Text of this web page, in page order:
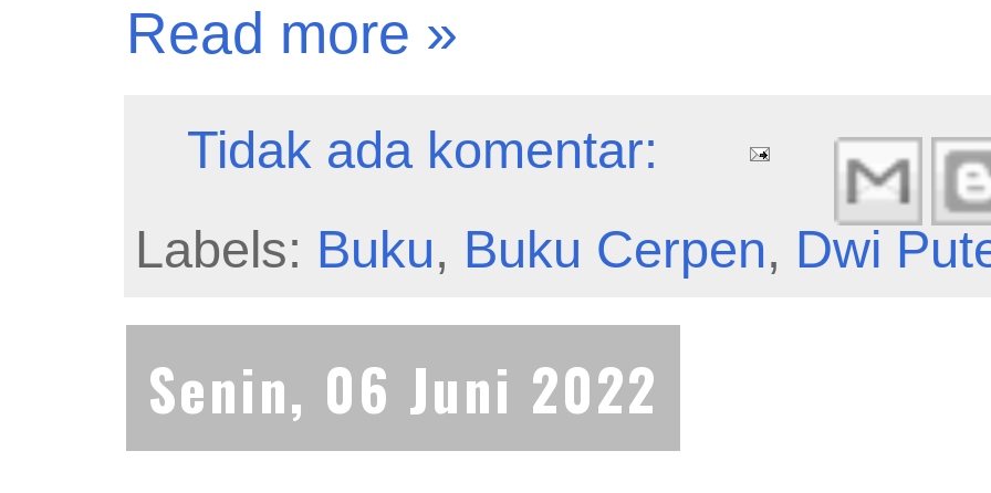
Read more »
Tidak ada komentar:
Labels: Buku, Buku Cerpen, Dwi
Senin, 06 Juni 2022